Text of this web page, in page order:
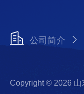
公司简介
Copyright © 2026 山